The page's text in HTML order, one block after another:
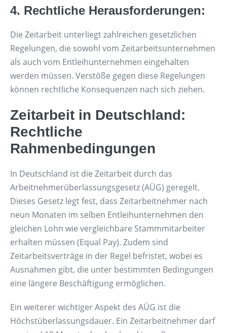
4. Rechtliche Herausforderungen:
Die Zeitarbeit unterliegt zahlreichen gesetzlichen
Regelungen, die sowohl vom Zeitarbeitsunternehmen
als auch vom Entleihunternehmen eingehalten
werden müssen. Verstöße gegen diese Regelungen
können rechtliche Konsequenzen nach sich ziehen.
Zeitarbeit in Deutschland:
Rechtliche
Rahmenbedingungen
In Deutschland ist die Zeitarbeit durch das
Arbeitnehmerüberlassungsgesetz (AÜG) geregelt.
Dieses Gesetz legt fest, dass Zeitarbeitnehmer nach
neun Monaten im selben Entleihunternehmen den
gleichen Lohn wie vergleichbare Stammmitarbeiter
erhalten müssen (Equal Pay). Zudem sind
Zeitarbeitsverträge in der Regel befristet, wobei es
Ausnahmen gibt, die unter bestimmten Bedingungen
eine längere Beschäftigung ermöglichen.
Ein weiterer wichtiger Aspekt des AÜG ist die
Höchstüberlassungsdauer. Ein Zeitarbeitnehmer darf